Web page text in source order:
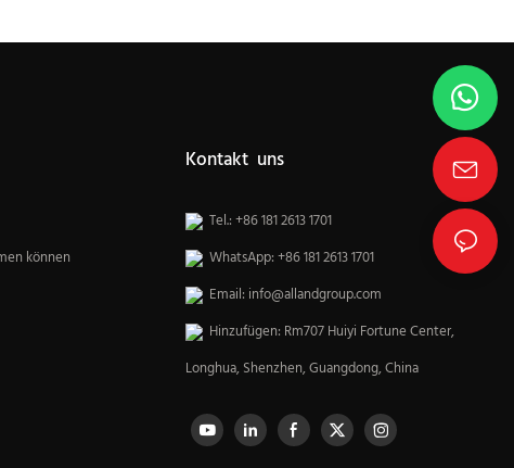
können
Kontakt uns
Tel.: +86 181 2613 1701
WhatsApp: +86 181 2613 1701
Email: info@allandgroup.com
Hinzufügen: Rm707 Huiyi Fortune Center,
Longhua, Shenzhen, Guangdong, China